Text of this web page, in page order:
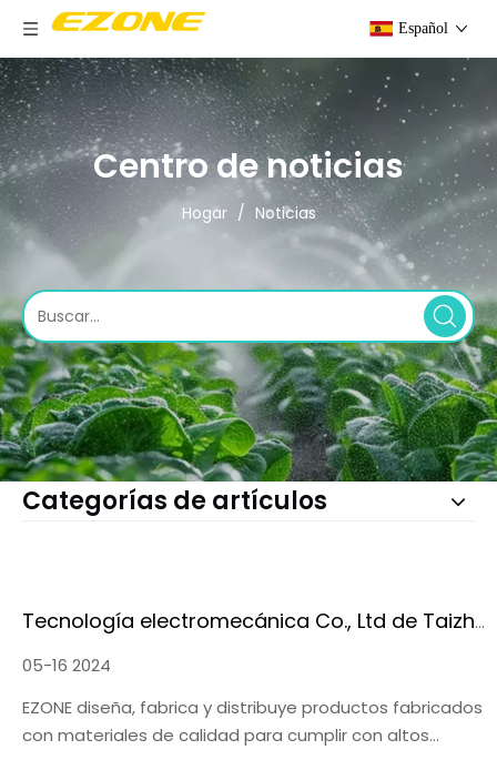
Español
Centro de noticias
Hogar / Noticias
Categorías de artículos
Tecnología electromecánica Co., Ltd de Taizhou Yizhong
05-16 2024
EZONE diseña, fabrica y distribuye productos fabricados
con materiales de calidad para cumplir con altos